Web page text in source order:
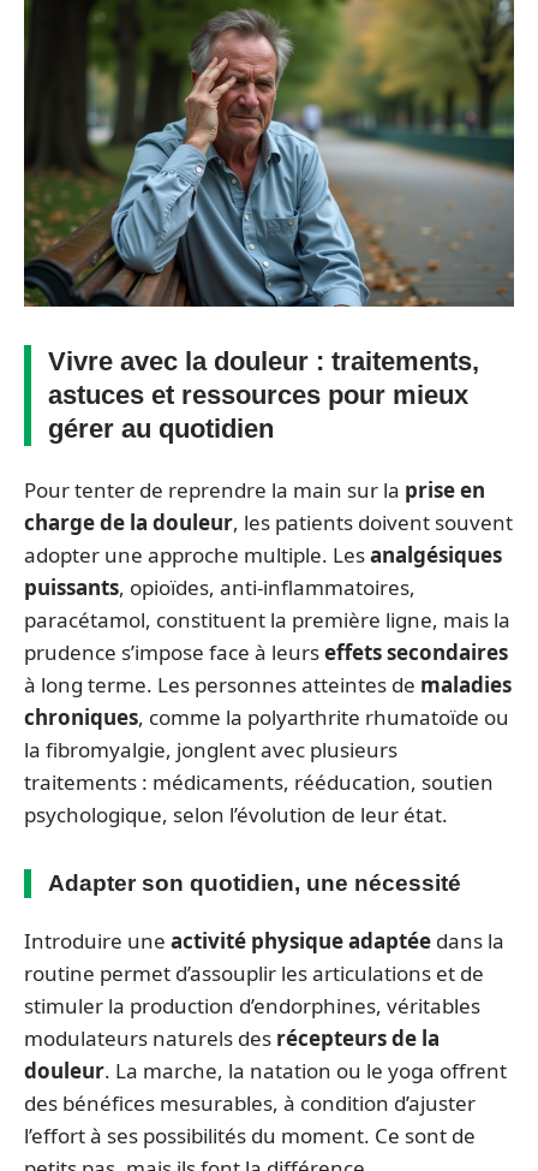
Vivre avec la douleur : traitements,
astuces et ressources pour mieux
gérer au quotidien
Pour tenter de reprendre la main sur la prise en
charge de la douleur, les patients doivent souvent
adopter une approche multiple. Lesanalgésiques
puissants, opioïdes, anti-inflammatoires,
paracétamol, constituent la première ligne, mais la
prudence s’impose face à leurseffets secondaires
à long terme. Les personnes atteintes de maladies
chroniques, comme la polyarthrite rhumatoïde ou
la fibromyalgie, jonglent avec plusieurs
traitements : médicaments, rééducation, soutien
psychologique, selon l’évolution de leur état.
Adapter son quotidien, une nécessité
Introduire une activité physique adaptée dans la
routine permet d’assouplir les articulations et de
stimuler la production d’endorphines, véritables
modulateurs naturels des récepteurs de la
douleur. La marche, la natation ou le yoga offrent
des bénéfices mesurables, à condition d’ajuster
l’effort à ses possibilités du moment. Ce sont de